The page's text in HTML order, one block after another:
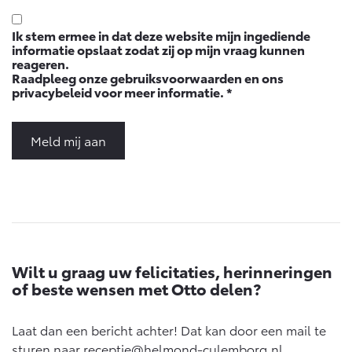
bZ4X
BATTERIJ-ELEKTRISCH
bZ4X Touring
BATTERIJ-ELEKTRISCH
Connected check
Navigatie updates
Ik stem ermee in dat deze website mijn ingediende
informatie opslaat zodat zij op mijn vraag kunnen
reageren.
Raadpleeg onzegebruiksvoorwaardenen ons
privacybeleidvoor meer informatie.*
Meld mij aan
Wilt u graag uw felicitaties, herinneringen
of beste wensen met Otto delen?
Laat dan een bericht achter! Dat kan door een mail te